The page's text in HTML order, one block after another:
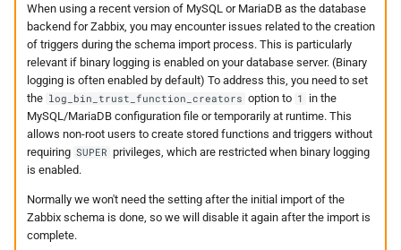
When using a recent version of MySQL or MariaDB as the database
backend for Zabbix, you may encounter issues related to the creation
of triggers during the schema import process. This is particularly
relevant if binary logging is enabled on your database server. (Binary
logging is often enabled by default) To address this, you need to set
the log_bin_trust_function_creators option to 1
in the
MySQL/MariaDB configuration file or temporarily at runtime. This
allows non-root users to create stored functions and triggers without
requiring SUPER privileges, which are restricted when binary logging
is enabled.
Normally we won't need the setting after the initial import of the
Zabbix schema is done, so we will disable it again after the import is
complete.